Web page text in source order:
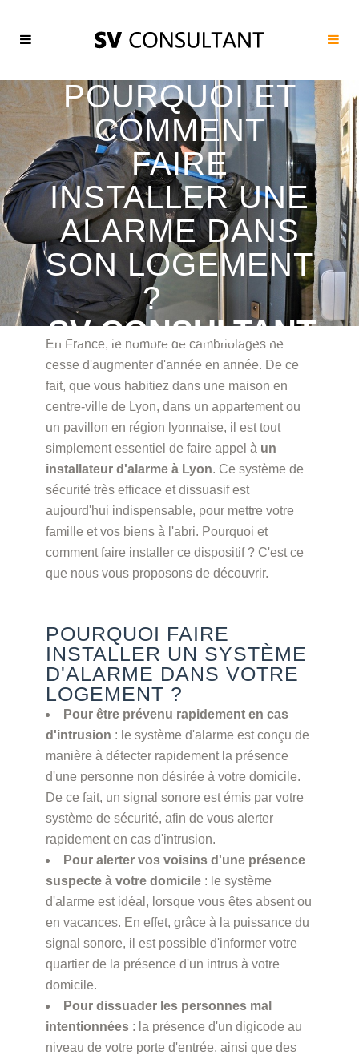
POURQUOI ET
COMMENT
FAIRE
INSTALLER UNE
ALARME DANS
SON LOGEMENT
?
SV CONSULTANT
En France, le nombre de cambriolages ne
cesse d'augmenter d'année en année. De ce
fait, que vous habitiez dans une maison en
centre-ville de Lyon, dans un appartement ou
un pavillon en région lyonnaise, il est tout
simplement essentiel de faire appel à un
installateur d'alarme à Lyon. Ce système de
sécurité très efficace et dissuasif est
aujourd'hui indispensable, pour mettre votre
famille et vos biens à l'abri. Pourquoi et
comment faire installer ce dispositif ? C'est ce
que nous vous proposons de découvrir.
POURQUOI FAIRE
INSTALLER UN SYSTÈME
D'ALARME DANS VOTRE
LOGEMENT ?
Pour être prévenu rapidement en cas
d'intrusion : le système d'alarme est conçu de
manière à détecter rapidement la présence
d'une personne non désirée à votre domicile.
De ce fait, un signal sonore est émis par votre
système de sécurité, afin de vous alerter
rapidement en cas d'intrusion.
Pour alerter vos voisins d'une présence
suspecte à votre domicile: le système
d'alarme est idéal, lorsque vous êtes absent ou
en vacances. En effet, grâce à la puissance du
signal sonore, il est possible d'informer votre
quartier de la présence d'un intrus à votre
domicile.
Pour dissuader les personnes mal
intentionnées: la présence d'un digicode au
niveau de votre porte d'entrée, ainsi que des